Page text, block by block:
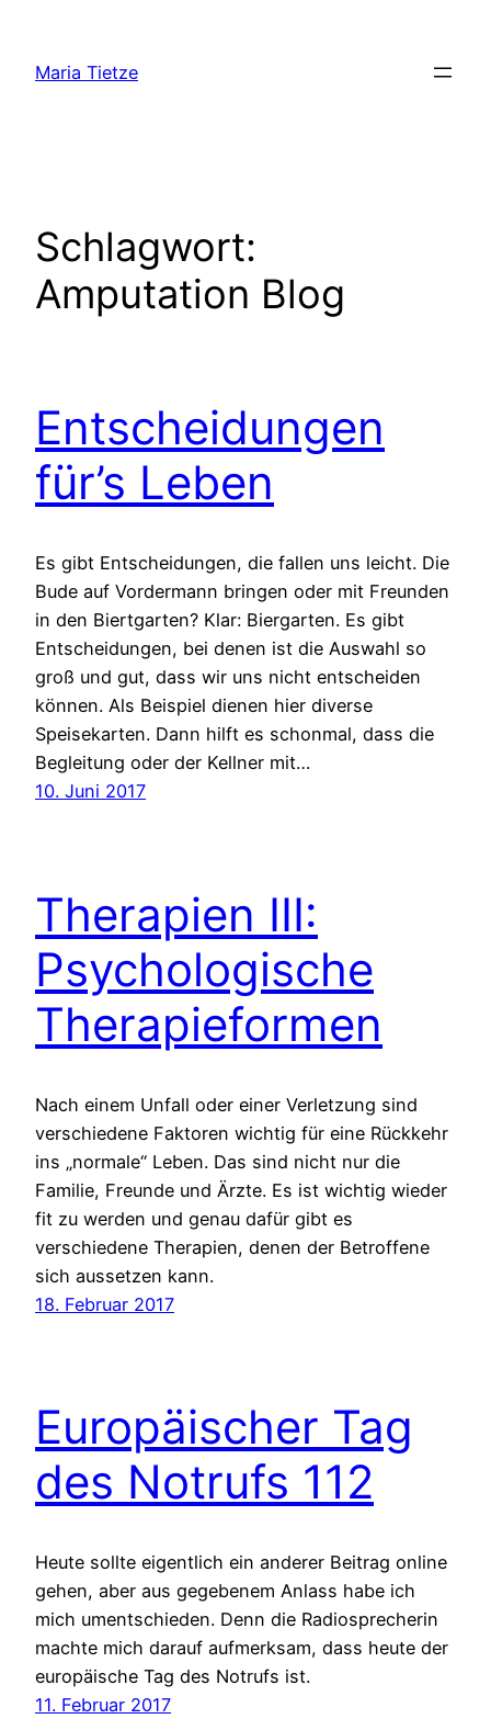
springen
Maria Tietze
Schlagwort:
Amputation Blog
Entscheidungen
für’s Leben
Es gibt Entscheidungen, die fallen uns leicht. Die
Bude auf Vordermann bringen oder mit Freunden
in den Biertgarten? Klar: Biergarten. Es gibt
Entscheidungen, bei denen ist die Auswahl so
groß und gut, dass wir uns nicht entscheiden
können. Als Beispiel dienen hier diverse
Speisekarten. Dann hilft es schonmal, dass die
Begleitung oder der Kellner mit…
10. Juni 2017
Therapien III:
Psychologische
Therapieformen
Nach einem Unfall oder einer Verletzung sind
verschiedene Faktoren wichtig für eine Rückkehr
ins „normale“ Leben. Das sind nicht nur die
Familie, Freunde und Ärzte. Es ist wichtig wieder
fit zu werden und genau dafür gibt es
verschiedene Therapien, denen der Betroffene
sich aussetzen kann.
18. Februar 2017
Europäischer Tag
des Notrufs 112
Heute sollte eigentlich ein anderer Beitrag online
gehen, aber aus gegebenem Anlass habe ich
mich umentschieden. Denn die Radiosprecherin
machte mich darauf aufmerksam, dass heute der
europäische Tag des Notrufs ist.
11. Februar 2017